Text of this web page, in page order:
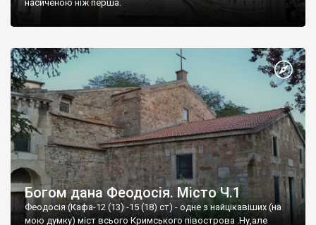
насиченою ніж перша.
Богом дана Феодосія. Місто Ч.1
Феодосія (Кафа-12 (13) -15 (18) ст) - одне з найцікавіших (на
мою думку) міст всього Кримського півострова .Ну,але